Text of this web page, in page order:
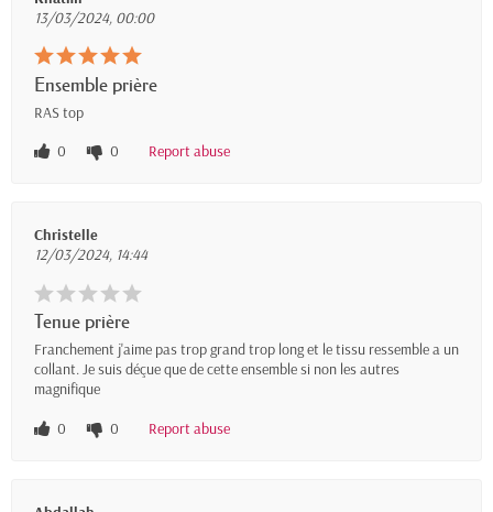
13/03/2024, 00:00
Ensemble prière
RAS top
0
0 Report abuse
Christelle
12/03/2024, 14:44
Tenue prière
Franchement j'aime pas trop grand trop long et le tissu ressemble a un
collant. Je suis déçue que de cette ensemble si non les autres
magnifique
0
0 Report abuse